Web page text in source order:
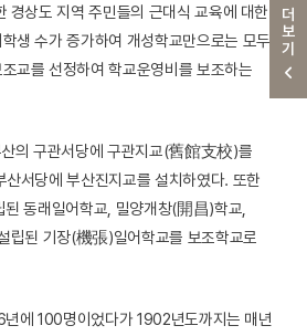
더보기
경상도 지역 주민들의 근대식 교육에 대한
생 수가 증가하여 개성학교만으로는 모두
교를 선정하여 학교운영비를 보조하는
의 구관서당에 구관지교(舊館支校)를
서당에 부산진지교를 설치하였다. 또한
동래일어학교, 밀양개창(開昌)학교,
립된 기장(機張)일어학교를 보조학교로
에 100명이었다가 1902년도까지는 매년